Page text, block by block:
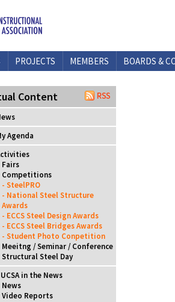
PROJECTS MEMBERS
BOARDS &
Content
Agenda
Fairs
Competitions
- SteelPRO
- National Steel Structure
Awards
- ECCS Steel Design Awards
- ECCS Steel Bridges Awards
- Student Photo Conpetition
Meeitng / Seminar / Conference
Structural Steel Day
in the News
News
Video Reports